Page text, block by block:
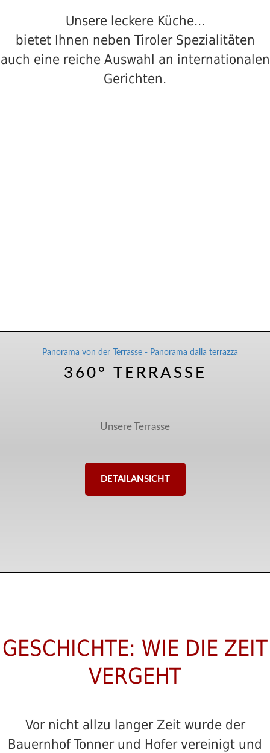
Unsere leckere Küche...
bietet Ihnen neben Tiroler Spezialitäten
auch eine reiche Auswahl an internationalen
Gerichten.
360° TERRASSE
Unsere Terrasse
DETAILANSICHT
GESCHICHTE: WIE DIE ZEIT
VERGEHT
Vor nicht allzu langer Zeit wurde der
Bauernhof Tonner und Hofer vereinigt und